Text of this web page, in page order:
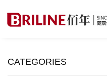
CATEGORIES